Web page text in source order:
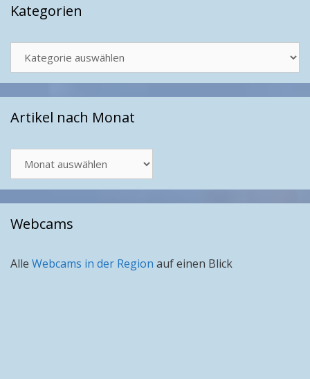
Kategorien
Artikel nach Monat
nach
Monat
Webcams
Alle Webcams in der Region auf einen Blick